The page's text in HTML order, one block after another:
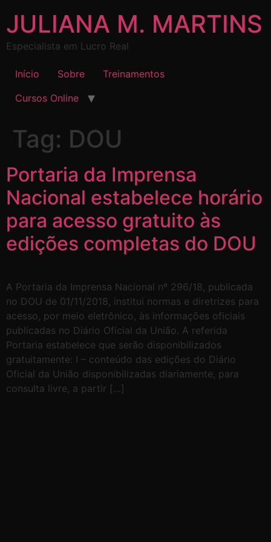
JULIANA M. MARTINS
Especialista em Lucro Real
Início Sobre
Treinamentos
Cursos Online
Tag: DOU
Portaria da Imprensa
Nacional estabelece horário
para acesso gratuito às
edições completas do DOU
A Portaria da Imprensa Nacional nº 296/18, publicada
no DOU de 01/11/2018, institui normas e diretrizes para
acesso, por meio eletrônico, às informações oficiais
publicadas no Diário Oficial da União. A referida
Portaria estabelece que serão disponibilizados
gratuitamente: I – conteúdo das edições do Diário
Oficial da União disponibilizadas diariamente, para
consulta livre, a partir […]